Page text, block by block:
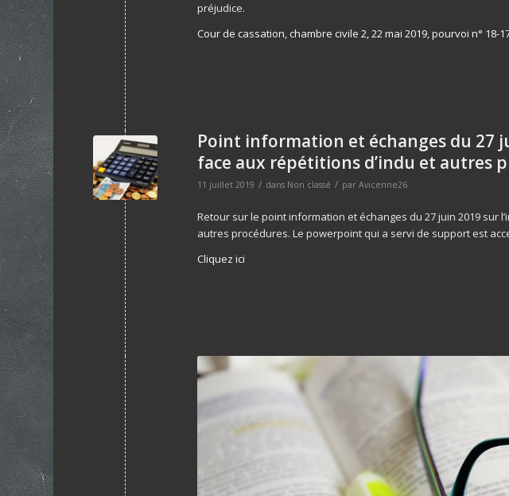
préjudice.
Cour de cassation, chambre civile 2, 22 mai 2019, pourvoi n° 18-
Point information et échanges du 27
face aux répétitions d’indu et autres
11 juillet 2019 / dans Non classé / parAvicenne26
Retour sur le point information et échanges du 27 juin 2019 sur
autres procédures. Le powerpoint qui a servi de support est
Cliquez ici